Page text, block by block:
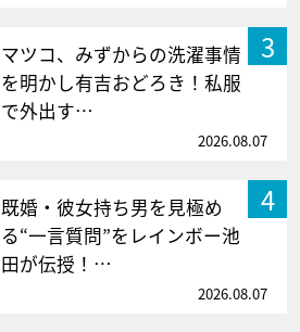
3
マツコ、みずからの洗濯事情
を明かし有吉おどろき！私服
で外出す…
2026.08.07
4
既婚・彼女持ち男を見極め
る“一言質問”をレインボー池
田が伝授！…
2026.08.07